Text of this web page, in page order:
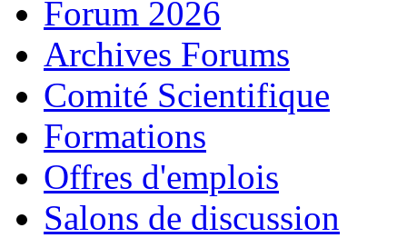
Forum 2026
Archives Forums
Comité Scientifique
Formations
Offres d'emplois
Salons de discussion